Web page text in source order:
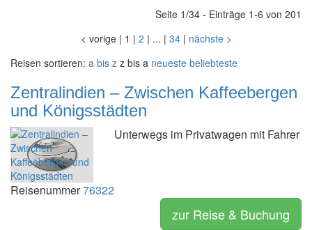
Seite 1/34 - Einträge 1-6 von 201
< vorige | 1 | 2 | ... | 34| nächste >
Reisen sortieren: a bis z z bis a neueste beliebteste
Zentralindien – Zwischen Kaffeebergen
und Königsstädten
Unterwegs im Privatwagen mit Fahrer
Reisenummer76322
zur Reise & Buchung